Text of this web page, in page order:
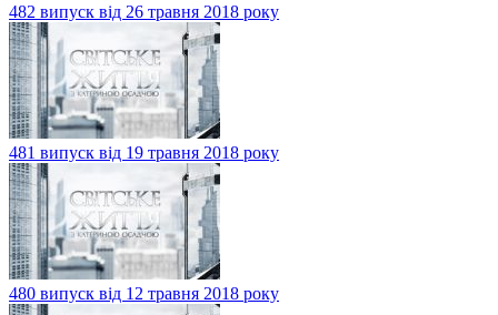
482 випуск від 26 травня 2018 року
481 випуск від 19 травня 2018 року
480 випуск від 12 травня 2018 року